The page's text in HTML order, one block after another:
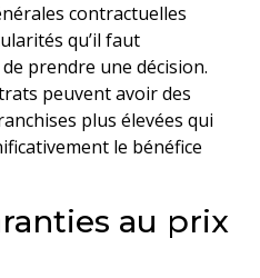
contractuelles
qu’il faut
prendre une décision.
peuvent avoir des
plus élevées qui
le bénéfice
au prix